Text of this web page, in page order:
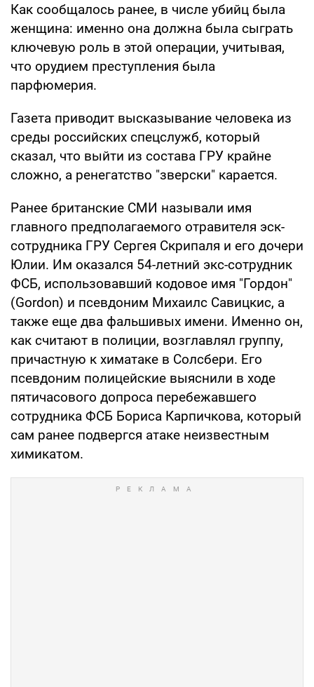
Как сообщалось ранее, в числе убийц была
женщина: именно она должна была сыграть
ключевую роль в этой операции, учитывая,
что орудием преступления была
парфюмерия.
Газета приводит высказывание человека из
среды российских спецслужб, который
сказал, что выйти из состава ГРУ крайне
сложно, а ренегатство "зверски" карается.
Ранее британские СМИ называли имя
главного предполагаемого отравителя эск-
сотрудника ГРУ Сергея Скрипаля и его дочери
Юлии. Им оказался 54-летний экс-сотрудник
ФСБ, использовавший кодовое имя "Гордон"
(Gordon) и псевдоним Михаилс Савицкис, а
также еще два фальшивых имени. Именно он,
как считают в полиции, возглавлял группу,
причастную к химатаке в Солсбери. Его
псевдоним полицейские выяснили в ходе
пятичасового допроса перебежавшего
сотрудника ФСБ Бориса Карпичкова, который
сам ранее подвергся атаке неизвестным
химикатом.